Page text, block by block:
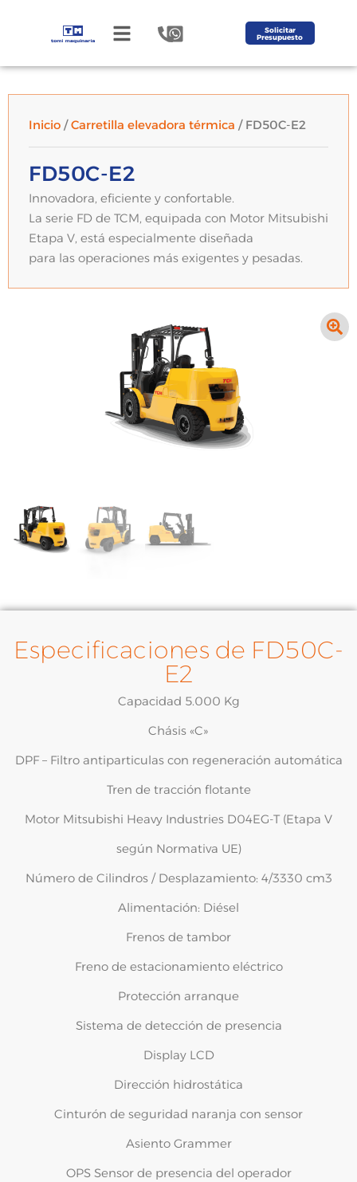
Solicitar
Presupuesto
Inicio /Carretilla elevadora térmica / FD50C-E2
FD50C-E2
Innovadora, eficiente y confortable.
La serie FD de TCM, equipada con Motor Mitsubishi
Etapa V, está especialmente diseñada
para las operaciones más exigentes y pesadas.
Especificaciones de FD50C-
E2
Capacidad 5.000 Kg
Chásis «C»
DPF – Filtro antiparticulas con regeneración automática
Tren de tracción flotante
Motor Mitsubishi Heavy Industries D04EG-T (Etapa V
según Normativa UE)
Número de Cilindros / Desplazamiento: 4/3330 cm3
Alimentación: Diésel
Frenos de tambor
Freno de estacionamiento eléctrico
Protección arranque
Sistema de detección de presencia
Display LCD
Dirección hidrostática
Cinturón de seguridad naranja con sensor
Asiento Grammer
OPS Sensor de presencia del operador